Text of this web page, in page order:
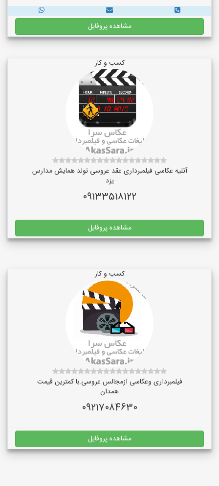
مشاهده پروفایل
کسب و کار
آتلیه عکاسی فیلمبرداری عقد عروسی تولد همایش مدارس
یزد
09133518122
مشاهده پروفایل
کسب و کار
فیلمبرداری وعکاسی ازمجالس عروسی.با کمترین قیمت
همدان
09217084630
مشاهده پروفایل